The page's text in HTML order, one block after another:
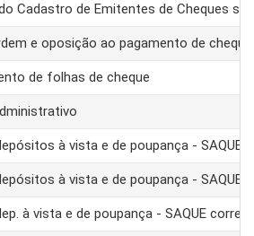
Cadastro de Emitentes de Cheques
e oposição ao pagamento de cheque
de folhas de cheque
à vista e de poupança - SAQUE
à vista e de poupança - SAQUE
à vista e de poupança - SAQUE